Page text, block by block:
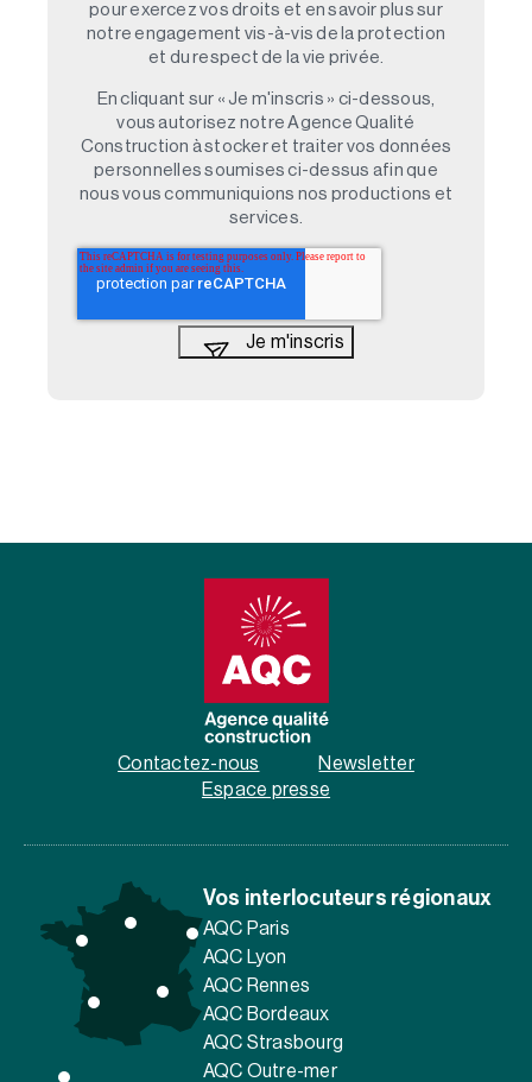
pour exercez vos droits et en savoir plus sur
notre engagement vis-à-vis de la protection
et du respect de la vie privée.
En cliquant sur « Je m'inscris » ci-dessous,
vous autorisez notre Agence Qualité
Construction à stocker et traiter vos données
personnelles soumises ci-dessus afin que
nous vous communiquions nos productions et
services.
Contactez-nous
Newsletter
Espace presse
Vos interlocuteurs régionaux
AQC Paris
AQC Lyon
AQC Rennes
AQC Bordeaux
AQC Strasbourg
AQC Outre-mer